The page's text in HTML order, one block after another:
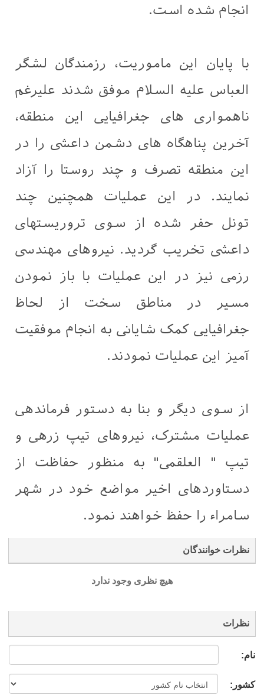
انجام شده است.
با پایان این ماموریت، رزمندگان لشگر
العباس علیه السلام موفق شدند علیرغم
ناهمواری های جغرافیایی این منطقه،
آخرین پناهگاه های دشمن داعشی را در
این منطقه تصرف و چند روستا را آزاد
نمایند. در این عملیات همچنین چند
تونل حفر شده از سوی تروریستهای
داعشی تخریب گردید. نیروهای مهندسی
رزمی نیز در این عملیات با باز نمودن
مسیر در مناطق سخت از لحاظ
جغرافیایی کمک شایانی به انجام موفقیت
آمیز این عملیات نمودند.
از سوی دیگر و بنا به دستور فرماندهی
عملیات مشترک، نیروهای تیپ زرهی و
تیپ " العلقمی" به منظور حفاظت از
دستاوردهای اخیر مواضع خود در شهر
سامراء را حفظ خواهند نمود.
نظرات خوانندگان
هیچ نظری وجود ندارد
نظرات
نام:
کشور: